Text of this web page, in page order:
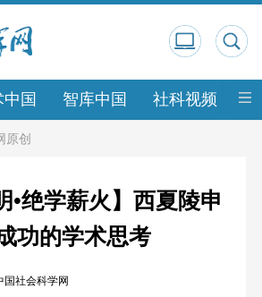
国 智库中国 社科视频 中
原创
•绝学薪火】西夏陵申
功的学术思考
国社会科学网